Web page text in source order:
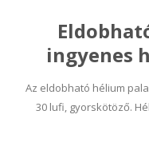
ingyenes
Az eldobható hélium
30 lufi, gyorskötöző.